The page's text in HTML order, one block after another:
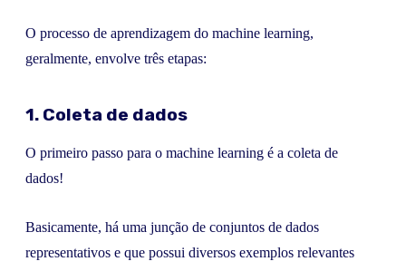
O processo de aprendizagem do machine learning,
geralmente, envolve três etapas:
1. Coleta de dados
O primeiro passo para o machine learning é a coleta de
dados!
Basicamente, há uma junção de conjuntos de dados
representativos e que possui diversos exemplos relevantes